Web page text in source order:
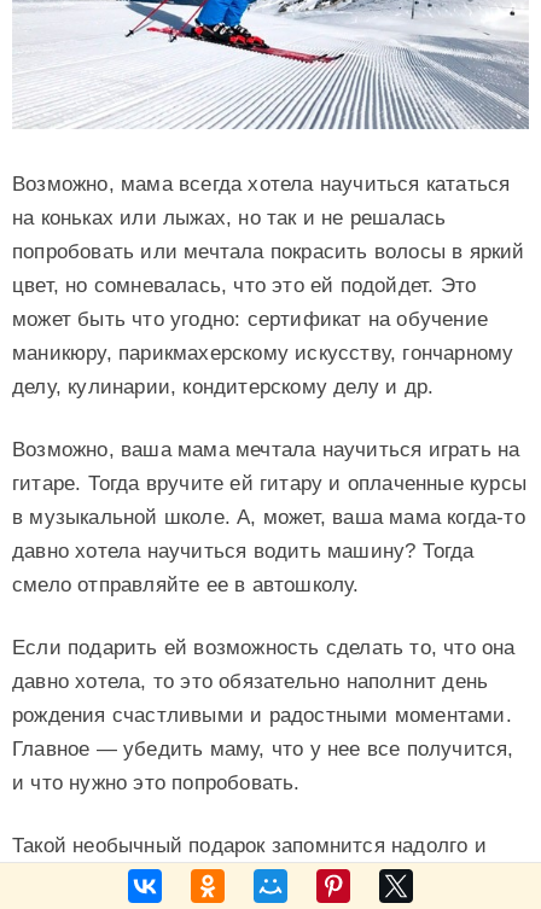
Возможно, мама всегда хотела научиться кататься
на коньках или лыжах, но так и не решалась
попробовать или мечтала покрасить волосы в яркий
цвет, но сомневалась, что это ей подойдет. Это
может быть что угодно: сертификат на обучение
маникюру, парикмахерскому искусству, гончарному
делу, кулинарии, кондитерскому делу и др.
Возможно, ваша мама мечтала научиться играть на
гитаре. Тогда вручите ей гитару и оплаченные курсы
в музыкальной школе. А, может, ваша мама когда-то
давно хотела научиться водить машину? Тогда
смело отправляйте ее в автошколу.
Если подарить ей возможность сделать то, что она
давно хотела, то это обязательно наполнит день
рождения счастливыми и радостными моментами.
Главное — убедить маму, что у нее все получится,
и что нужно это попробовать.
Такой необычный подарок запомнится надолго и
станет доказательством того, что в жизни никогда не